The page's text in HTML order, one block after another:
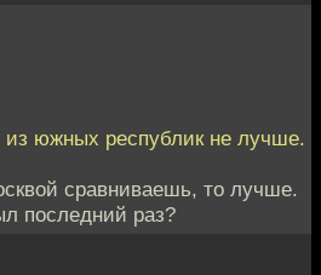
южных республик не лучше.
сравниваешь, то лучше.
последний раз?